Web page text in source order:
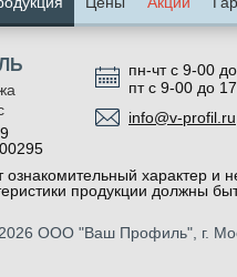
пн-чт с 9-00
пт с 9-00 до
info@v-profil.ru
характер и
продукции должны
ООО "Ваш Профиль", г.